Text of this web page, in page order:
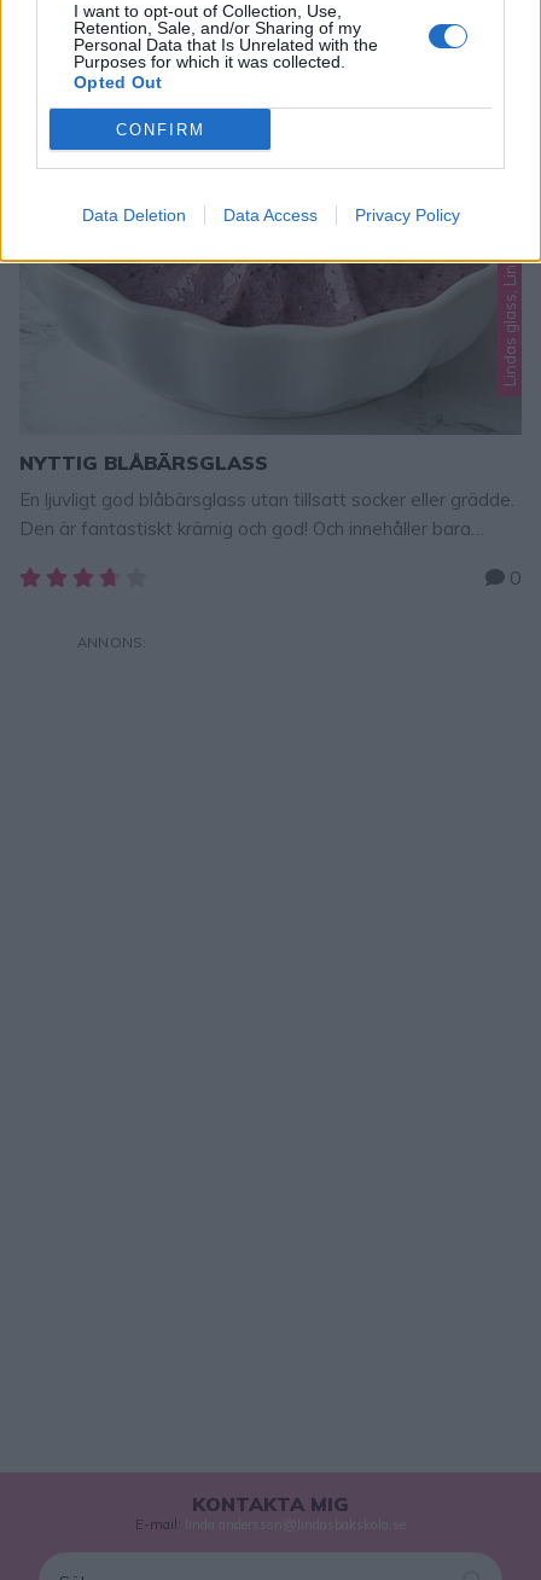
I want to opt-out of Collection, Use,
Retention, Sale, and/or Sharing of my
Personal Data that Is Unrelated with the
Purposes for which it was collected.
Opted Out
CONFIRM
Data Deletion Data Access Privacy Policy Lindas glass, Lindas nyttiga, Lindas nyttigt
NYTTIG BLÅBÄRSGLASS
En ljuvligt god blåbärsglass utan tillsatt socker eller grädde.
Den är fantastiskt krämig och god! Och innehåller bara
SUPERGOD!!! NYTTIG BLÅBÄRSGLASS 2 bananer, fryst i
mjölk) GÖR SÅ HÄR Mixa frysta bananskivor och frysta
0
KONTAKTA MIG
E-mail: linda.andersson@lindasbakskola.se